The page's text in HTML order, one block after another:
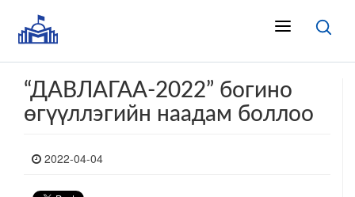
“ДАВЛАГАА-2022” богино
өгүүллэгийн наадам боллоо
2022-04-04